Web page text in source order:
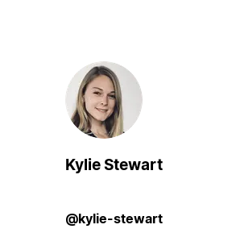
Kylie Stewart
@kylie-stewart